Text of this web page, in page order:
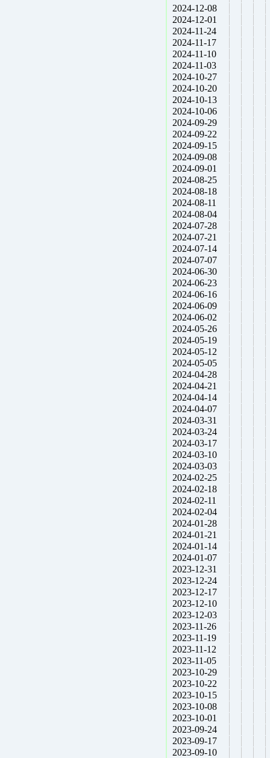
2024-12-08
2024-12-01
2024-11-24
2024-11-17
2024-11-10
2024-11-03
2024-10-27
2024-10-20
2024-10-13
2024-10-06
2024-09-29
2024-09-22
2024-09-15
2024-09-08
2024-09-01
2024-08-25
2024-08-18
2024-08-11
2024-08-04
2024-07-28
2024-07-21
2024-07-14
2024-07-07
2024-06-30
2024-06-23
2024-06-16
2024-06-09
2024-06-02
2024-05-26
2024-05-19
2024-05-12
2024-05-05
2024-04-28
2024-04-21
2024-04-14
2024-04-07
2024-03-31
2024-03-24
2024-03-17
2024-03-10
2024-03-03
2024-02-25
2024-02-18
2024-02-11
2024-02-04
2024-01-28
2024-01-21
2024-01-14
2024-01-07
2023-12-31
2023-12-24
2023-12-17
2023-12-10
2023-12-03
2023-11-26
2023-11-19
2023-11-12
2023-11-05
2023-10-29
2023-10-22
2023-10-15
2023-10-08
2023-10-01
2023-09-24
2023-09-17
2023-09-10